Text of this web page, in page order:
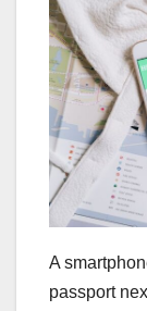
A
passport